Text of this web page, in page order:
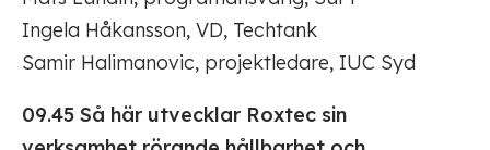
Ingela Håkansson, VD, Techtank
Samir Halimanovic, projektledare, IUC Syd
09.45 Så här utvecklar Roxtec sin